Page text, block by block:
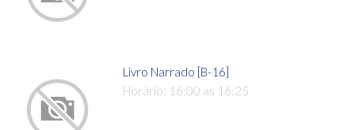
Livro Narrado [B-16]
Horário: 16:00 as 16:25